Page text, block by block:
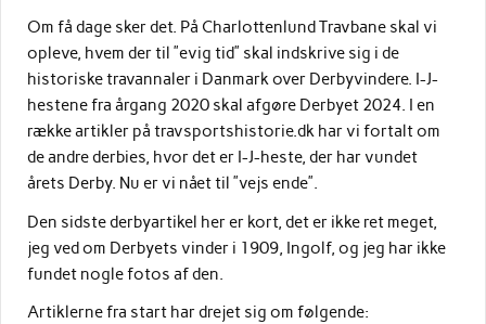
Om få dage sker det. På Charlottenlund Travbane skal vi
opleve, hvem der til ”evig tid” skal indskrive sig i de
historiske travannaler i Danmark over Derbyvindere. I-J-
hestene fra årgang 2020 skal afgøre Derbyet 2024. I en
række artikler på travsportshistorie.dk har vi fortalt om
de andre derbies, hvor det er I-J-heste, der har vundet
årets Derby. Nu er vi nået til ”vejs ende”.
Den sidste derbyartikel her er kort, det er ikke ret meget,
jeg ved om Derbyets vinder i 1909, Ingolf, og jeg har ikke
fundet nogle fotos af den.
Artiklerne fra start har drejet sig om følgende: